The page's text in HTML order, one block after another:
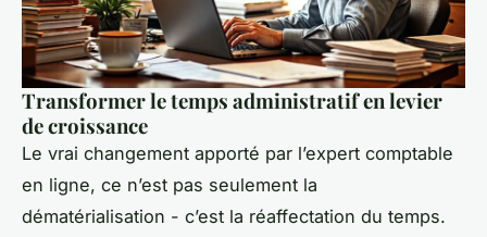
Transformer le temps administratif en levier
de croissance
Le vrai changement apporté par l’expert comptable
en ligne, ce n’est pas seulement la
dématérialisation - c’est la réaffectation du temps.